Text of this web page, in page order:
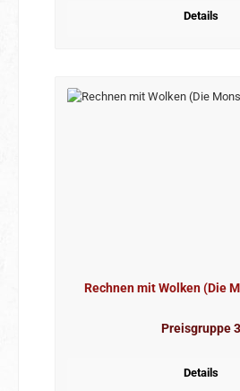
Details
Rechnen mit Wolken (Die
Preisgruppe 3
Details